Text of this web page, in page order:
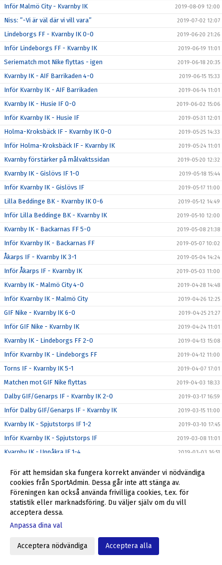
Inför Malmö City - Kvarnby IK 2019-08-09 12:00
Niss: ”-Vi är väl där vi vill vara” 2019-07-02 12:07
Lindeborgs FF - Kvarnby IK 0-0 2019-06-20 21:26
Inför Lindeborgs FF - Kvarnby IK 2019-06-19 11:01
Seriematch mot Nike flyttas - igen 2019-06-18 20:35
Kvarnby IK - AIF Barrikaden 4-0 2019-06-15 15:33
Inför Kvarnby IK - AIF Barrikaden 2019-06-14 11:01
Kvarnby IK - Husie IF 0-0 2019-06-02 15:06
Inför Kvarnby IK - Husie IF 2019-05-31 12:01
Holma-Kroksbäck IF - Kvarnby IK 0-0 2019-05-25 14:33
Inför Holma-Kroksbäck IF - Kvarnby IK 2019-05-24 11:01
Kvarnby förstärker på målvaktssidan 2019-05-20 12:32
Kvarnby IK - Gislövs IF 1-0 2019-05-18 15:44
Inför Kvarnby IK - Gislövs IF 2019-05-17 11:00
Lilla Beddinge BK - Kvarnby IK 0-6 2019-05-12 14:49
Inför Lilla Beddinge BK - Kvarnby IK 2019-05-10 12:00
Kvarnby IK - Backarnas FF 5-0 2019-05-08 21:38
Inför Kvarnby IK - Backarnas FF 2019-05-07 10:02
Åkarps IF - Kvarnby IK 3-1 2019-05-04 14:24
Inför Åkarps IF - Kvarnby IK 2019-05-03 11:00
Kvarnby IK - Malmö City 4-0 2019-04-28 14:48
Inför Kvarnby IK - Malmö City 2019-04-26 12:25
GIF Nike - Kvarnby IK 6-0 2019-04-25 21:27
Inför GIF Nike - Kvarnby IK 2019-04-24 11:01
Kvarnby IK - Lindeborgs FF 2-0 2019-04-13 15:08
Inför Kvarnby IK - Lindeborgs FF 2019-04-12 11:00
Torns IF - Kvarnby IK 5-1 2019-04-07 17:01
Matchen mot GIF Nike flyttas 2019-04-03 18:33
Dalby GIF/Genarps IF - Kvarnby IK 2-0 2019-03-17 16:59
Inför Dalby GIF/Genarps IF - Kvarnby IK 2019-03-15 11:00
Kvarnby IK - Spjutstorps IF 1-2 2019-03-10 17:45
Inför Kvarnby IK - Spjutstorps IF 2019-03-08 11:01
Kvarnby IK - Uppåkra IF 1-4 2019-03-03 16:51
Träningsmatchen mot Asmundtorp ställs in 2019-02-22 13:49
Är du Kvarnbys näste målvakt på damsidan? 2019-02-19 16:01
Kvarnby IK - Hyllie IK 0-0
Malmö City FC - Kvarnby IK 0-1
Lottningen till DM-gruppspelet klar
För att hemsidan ska fungera korrekt använder vi nödvändiga
cookies från SportAdmin. Dessa går inte att stänga av.
Föreningen kan också använda frivilliga cookies, t.ex. för
statistik eller marknadsföring. Du väljer själv om du vill
acceptera dessa.
Anpassa dina val
Acceptera nödvändiga Acceptera alla